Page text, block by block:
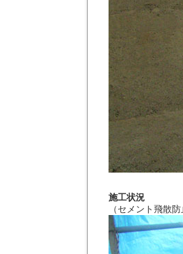
施工状況
（セメント飛散